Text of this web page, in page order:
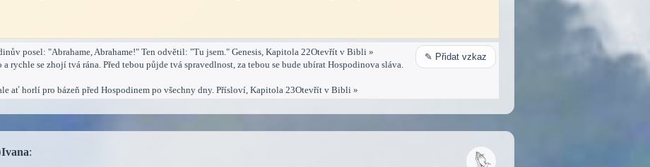
posel: "Abrahame, Abrahame!" Ten odvětil: "Tu jsem." Genesis, Kapitola 22Otevřít v Bibli »
rychle se zhojí tvá rána. Před tebou půjde tvá spravedlnost, za tebou se bude ubírat Hospodinova sláva.
ať horlí pro bázeň před Hospodinem po všechny dny. Přísloví, Kapitola 23Otevřít v Bibli »
✎ Přidat vzkaz
Ivana: